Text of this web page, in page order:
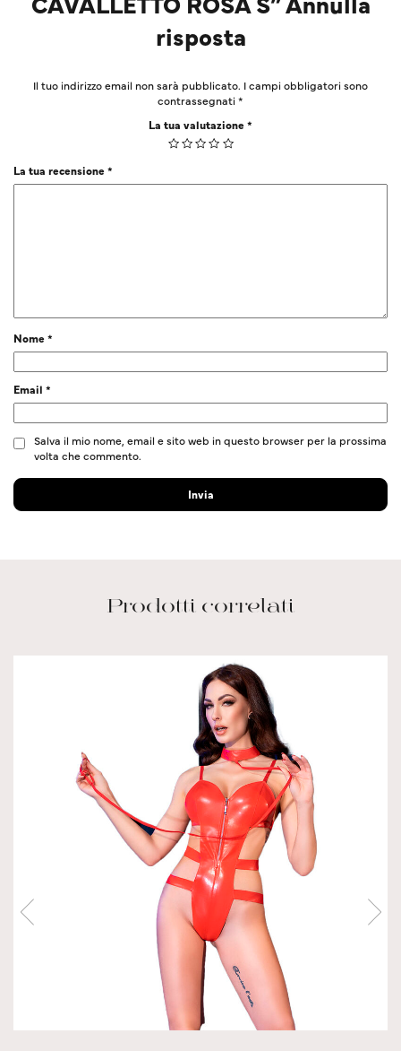
risposta
Il tuo indirizzo email non sarà pubblicato. I campi obbligatori sono
contrassegnati*
La tua valutazione*
La tua recensione*
Nome*
Email *
Salva il mio nome, email e sito web in questo browser per la prossima
volta che commento.
Prodotti correlati